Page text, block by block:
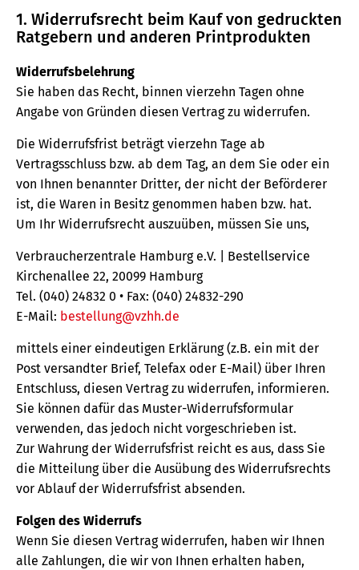
1. Widerrufsrecht beim Kauf von gedruckten
Ratgebern und anderen Printprodukten
Widerrufsbelehrung
Sie haben das Recht, binnen vierzehn Tagen ohne
Angabe von Gründen diesen Vertrag zu widerrufen.
Die Widerrufsfrist beträgt vierzehn Tage ab
Vertragsschluss bzw. ab dem Tag, an dem Sie oder ein
von Ihnen benannter Dritter, der nicht der Beförderer
ist, die Waren in Besitz genommen haben bzw. hat.
Um Ihr Widerrufsrecht auszuüben, müssen Sie uns,
Verbraucherzentrale Hamburg e.V. | Bestellservice
Kirchenallee 22, 20099 Hamburg
Tel. (040) 24832 0 • Fax: (040) 24832-290
E-Mail: bestellung@vzhh.de
mittels einer eindeutigen Erklärung (z.B. ein mit der
Post versandter Brief, Telefax oder E-Mail) über Ihren
Entschluss, diesen Vertrag zu widerrufen, informieren.
Sie können dafür das Muster-Widerrufsformular
verwenden, das jedoch nicht vorgeschrieben ist.
Zur Wahrung der Widerrufsfrist reicht es aus, dass Sie
die Mitteilung über die Ausübung des Widerrufsrechts
vor Ablauf der Widerrufsfrist absenden.
Folgen des Widerrufs
Wenn Sie diesen Vertrag widerrufen, haben wir Ihnen
alle Zahlungen, die wir von Ihnen erhalten haben,